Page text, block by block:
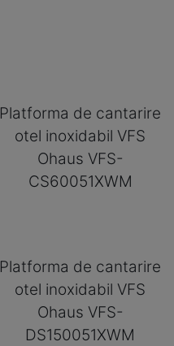
Platforma de cantarire
otel inoxidabil VFS
Ohaus VFS-
CS60051XWM
Platforma de cantarire
otel inoxidabil VFS
Ohaus VFS-
DS150051XWM